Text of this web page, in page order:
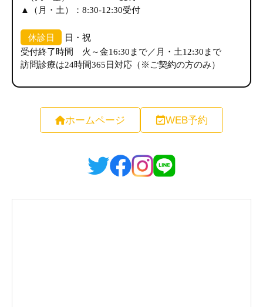
ホームページ WEB予約